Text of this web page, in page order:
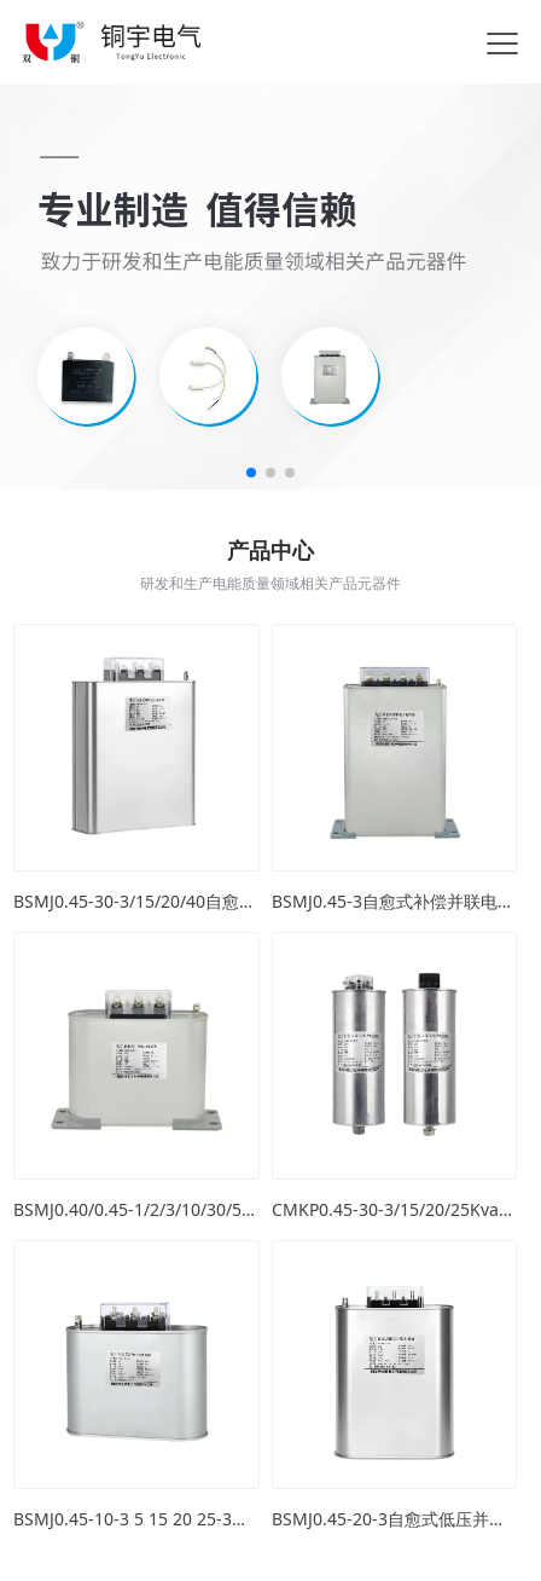
产品中心
研发和生产电能质量领域相关产品元器件
BSMJ0.45-30-3/15/20/40自愈式并联电容器（方壳） BSMJ0.45-3自愈式补偿并联电力电容器
BSMJ0.40/0.45-1/2/3/10/30/50自愈式低压并联电力电容器 CMKP0.45-30-3/15/20/25Kvar自愈式并联补偿圆柱形电力电容器
BSMJ0.45-10-3 5 15 20 25-3三相自愈式补偿并联电力电容器 BSMJ0.45-20-3自愈式低压并联电容器 三相电力无功补偿器